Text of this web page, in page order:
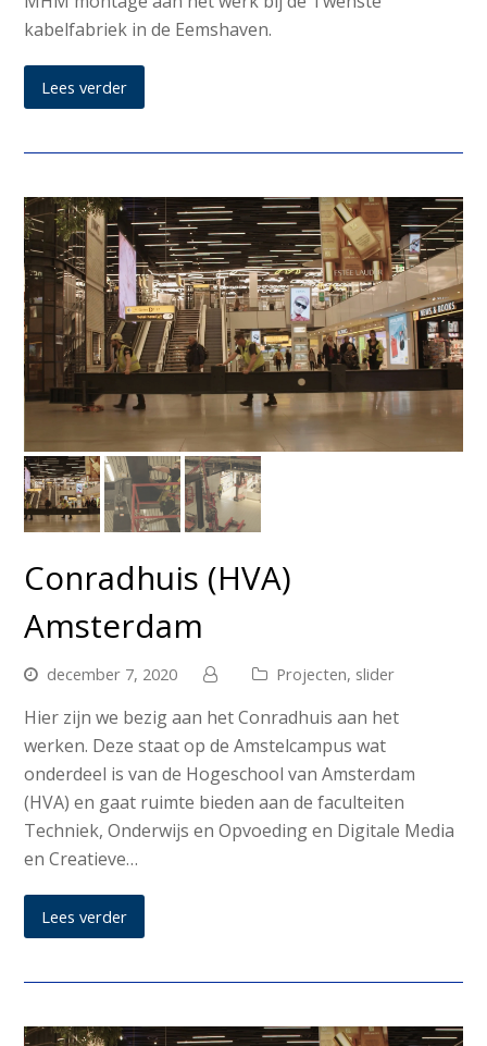
kabelfabriek in de Eemshaven.
Lees verder
Conradhuis (HVA)
Amsterdam
december 7, 2020 Projecten, slider
Hier zijn we bezig aan het Conradhuis aan het
werken. Deze staat op de Amstelcampus wat
onderdeel is van de Hogeschool van Amsterdam
(HVA) en gaat ruimte bieden aan de faculteiten
Techniek, Onderwijs en Opvoeding en Digitale Media
en Creatieve…
Lees verder